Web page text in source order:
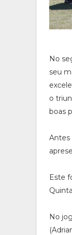
No
seu
o
boas
Antes
Este
No